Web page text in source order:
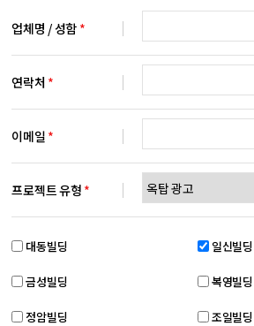
업체명 / 성함 *
연락처 *
이메일 *
프로젝트 유형 *
대동빌딩 일신빌딩
금성빌딩 복영빌딩
정암빌딩 조일빌딩